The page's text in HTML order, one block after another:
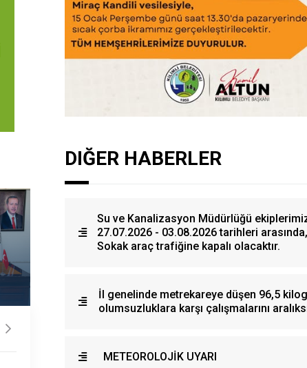
DIĞER HABERLER
Su ve Kanalizasyon Müdürlüğü
27.07.2026 - 03.08.2026 tarihleri
Sokak araç trafiğine kapalı olacaktır.
İl genelinde metrekareye düşen 96,5
olumsuzluklara karşı çalışmalarını
METEOROLOJİK UYARI